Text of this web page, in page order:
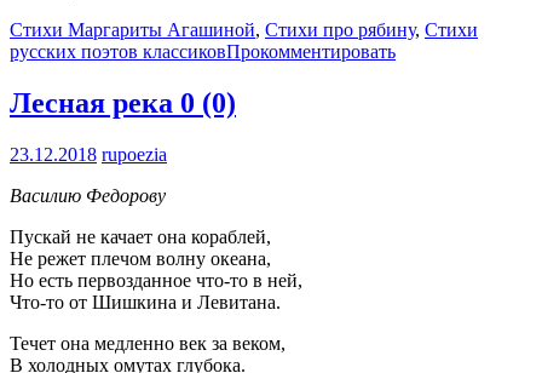
Стихи Маргариты Агашиной, Стихи про рябину, Стихи
русских поэтов классиковПрокомментировать
Лесная река 0 (0)
23.12.2018 rupoezia
Василию Федорову
Пускай не качает она кораблей,
Не режет плечом волну океана,
Но есть первозданное что-то в ней,
Что-то от Шишкина и Левитана.
Течет она медленно век за веком,
В холодных омутах глубока.